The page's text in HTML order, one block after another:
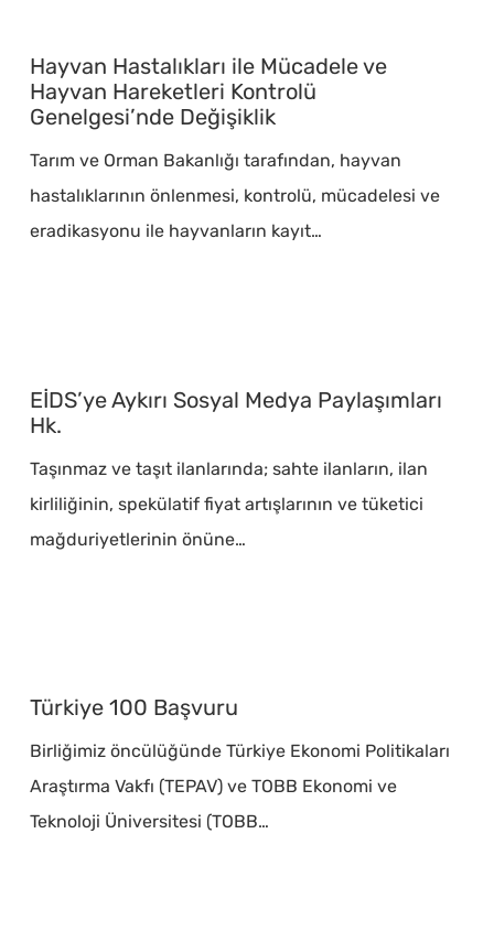
Hastalıkları
ile
Mücadele
ve
Hayvan
Hareketleri
Hayvan Hastalıkları ile Mücadele ve
Hayvan Hareketleri Kontrolü
Genelgesi’nde Değişiklik
Tarım ve Orman Bakanlığı tarafından, hayvan
hastalıklarının önlenmesi, kontrolü, mücadelesi ve
eradikasyonu ile hayvanların kayıt…
Aykırı
Sosyal
Medya
Paylaşımları
EİDS’ye Aykırı Sosyal Medya Paylaşımları
Hk.
Taşınmaz ve taşıt ilanlarında; sahte ilanların, ilan
kirliliğinin, spekülatif fiyat artışlarının ve tüketici
mağduriyetlerinin önüne…
100
Türkiye 100 Başvuru
Birliğimiz öncülüğünde Türkiye Ekonomi Politikaları
Araştırma Vakfı (TEPAV) ve TOBB Ekonomi ve
Teknoloji Üniversitesi (TOBB…